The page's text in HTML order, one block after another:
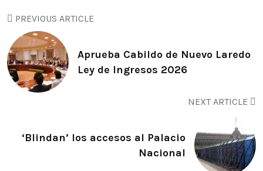
PREVIOUS ARTICLE
Aprueba Cabildo de Nuevo Laredo
Ley de Ingresos 2026
NEXT ARTICLE
‘Blindan’ los accesos al Palacio
Nacional